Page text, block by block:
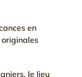
en
le lieu